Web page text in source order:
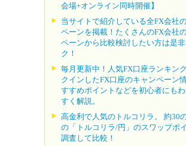
会場+オンライン同時開催】
当サイトで紹介している全FX会社
ペーンを掲載！たくさんのFX会社
ペーンから比較検討したい方は是
ク！
毎月更新中！人気FX口座ランキン
クインしたFX口座のキャンペーン
すすめポイントなどを初心者にも
すく解説。
高金利で人気のトルコリラ。 約30
の「トルコリラ/円」のスワップポ
調査して比較！